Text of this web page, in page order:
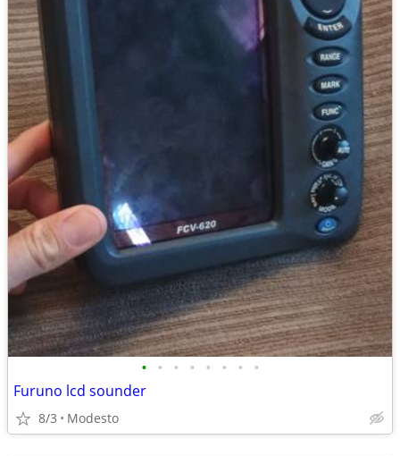
• • • • • • • •
Furuno lcd sounder
8/3 Modesto